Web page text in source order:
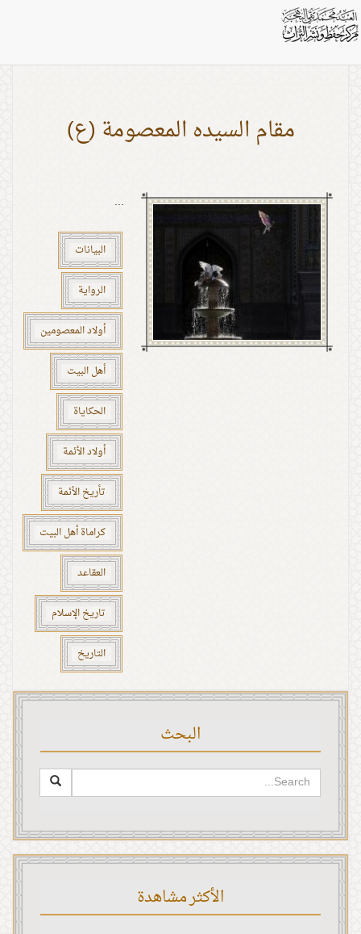
اشخاص: النبي الأكرم (ص)
مقام السيده المعصومة (ع)
...
البيانات
الرواية
أولاد المعصومين
أهل البيت
الحكاياة
أولاد الأئمة
تأريخ الأئمة
كراماة أهل البيت
العقاعد
تاريخ الإسلام
التاريخ
البحث
الأكثر مشاهدة